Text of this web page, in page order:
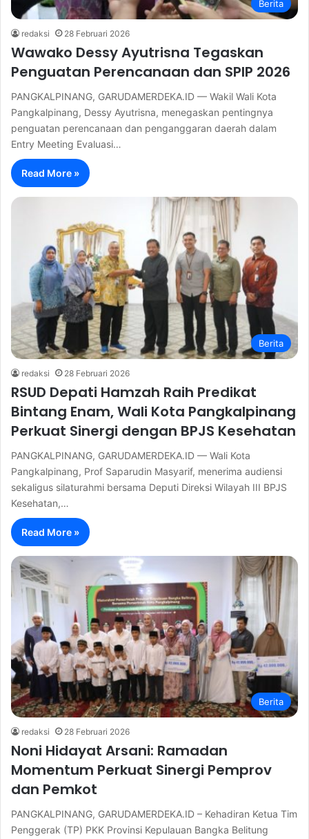
Berita
redaksi 28 Februari 2026
Wawako Dessy Ayutrisna Tegaskan
Penguatan Perencanaan dan SPIP 2026
PANGKALPINANG, GARUDAMERDEKA.ID — Wakil Wali Kota
Pangkalpinang, Dessy Ayutrisna, menegaskan pentingnya
penguatan perencanaan dan penganggaran daerah dalam
Entry Meeting Evaluasi…
Read More »
Berita
redaksi 28 Februari 2026
RSUD Depati Hamzah Raih Predikat
Bintang Enam, Wali Kota Pangkalpinang
Perkuat Sinergi dengan BPJS Kesehatan
PANGKALPINANG, GARUDAMERDEKA.ID — Wali Kota
Pangkalpinang, Prof Saparudin Masyarif, menerima audiensi
sekaligus silaturahmi bersama Deputi Direksi Wilayah III BPJS
Kesehatan,…
Read More »
Berita
redaksi 28 Februari 2026
Noni Hidayat Arsani: Ramadan
Momentum Perkuat Sinergi Pemprov
dan Pemkot
PANGKALPINANG, GARUDAMERDEKA.ID – Kehadiran Ketua Tim
Penggerak (TP) PKK Provinsi Kepulauan Bangka Belitung